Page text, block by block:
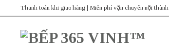
Thanh toán khi giao hàng | Miễn phí vận chuyển nội thành